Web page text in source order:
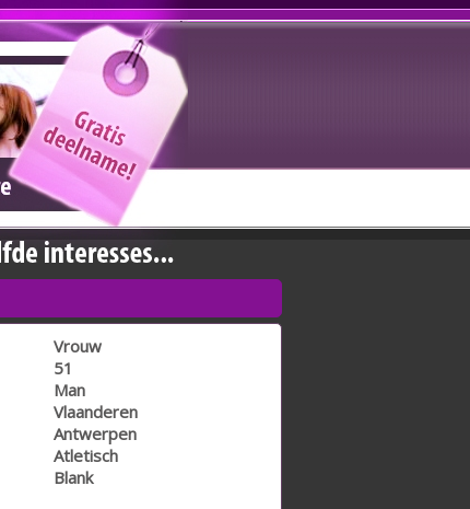
Vrouw
51
Man
Vlaanderen
Antwerpen
Atletisch
Blank